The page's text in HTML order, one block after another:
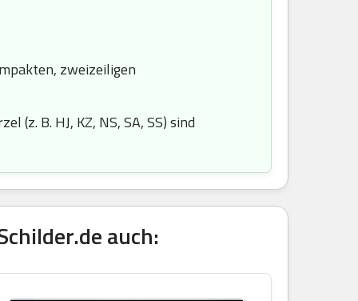
zweizeiligen
(z. B. HJ, KZ, NS, SA, SS) sind
auch: